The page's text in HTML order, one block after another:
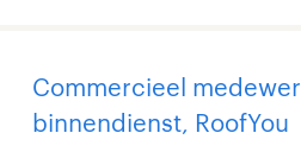
Commercieel
binnendienst, RoofYou